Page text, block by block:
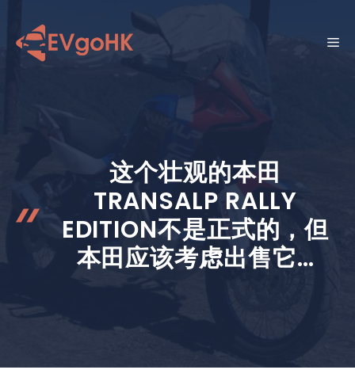
菜
这个壮观的本田
TRANSALP RALLY
EDITION不是正式的，但
本田应该考虑出售它…